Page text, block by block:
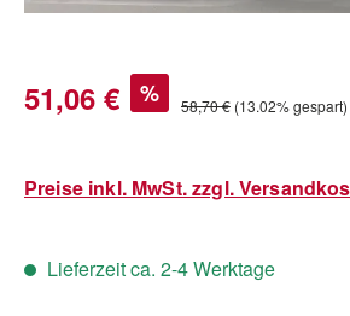
Verkaufspreis:
51,06 € % Regulärer Preis:
58,70 € (13.02% gespart)
Preise inkl. MwSt. zzgl.
Lieferzeit ca. 2-4 Werktage